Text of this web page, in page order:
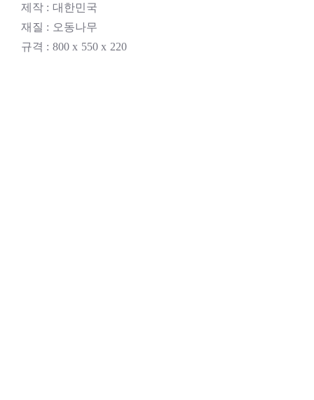
제작 : 대한민국
재질 : 오동나무
규격 : 800 x 550 x 220